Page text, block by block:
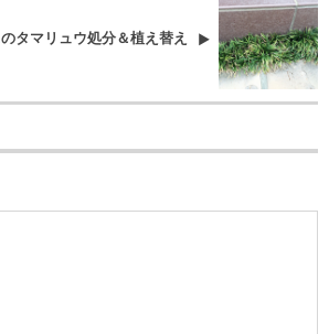
タマリュウ処分＆植え替え